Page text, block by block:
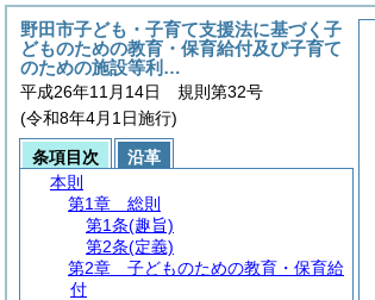
野田市子ども・子育て支援法に基づく子
どものための教育・保育給付及び子育て
のための施設等利…
平成26年11月14日 規則第32号
(令和8年4月1日施行)
条項目次
沿革
本則
第1章
総則
第1条(趣旨)
第2条(定義)
第2章
子どものための教育・保育給
付